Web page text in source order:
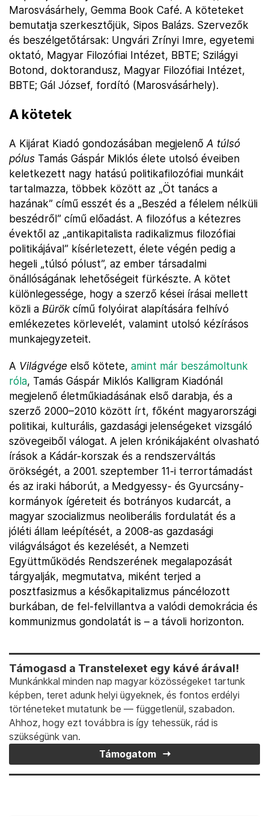
Marosvásárhely, Gemma Book Café. A köteteket
bemutatja szerkesztőjük, Sipos Balázs. Szervezők
és beszélgetőtársak: Ungvári Zrínyi Imre, egyetemi
oktató, Magyar Filozófiai Intézet, BBTE; Szilágyi
Botond, doktorandusz, Magyar Filozófiai Intézet,
BBTE; Gál József, fordító (Marosvásárhely).
A kötetek
A Kijárat Kiadó gondozásában megjelenő A túlsó
pólus Tamás Gáspár Miklós élete utolsó éveiben
keletkezett nagy hatású politikafilozófiai munkáit
tartalmazza, többek között az „Öt tanács a
hazának” című esszét és a „Beszéd a félelem nélküli
beszédről” című előadást. A filozófus a kétezres
évektől az „antikapitalista radikalizmus filozófiai
politikájával” kísérletezett, élete végén pedig a
hegeli „túlsó pólust”, az ember társadalmi
önállóságának lehetőségeit fürkészte. A kötet
különlegessége, hogy a szerző kései írásai mellett
közli a Bürökcímű folyóirat alapítására felhívó
emlékezetes körlevelét, valamint utolsó kézírásos
munkajegyzeteit.
A Világvége első kötete, amint már beszámoltunk
róla, Tamás Gáspár Miklós Kalligram Kiadónál
megjelenő életműkiadásának első darabja, és a
szerző 2000–2010 között írt, főként magyarországi
politikai, kulturális, gazdasági jelenségeket vizsgáló
szövegeiből válogat. A jelen krónikájaként olvasható
írások a Kádár-korszak és a rendszerváltás
örökségét, a 2001. szeptember 11-i terrortámadást
és az iraki háborút, a Medgyessy- és Gyurcsány-
kormányok ígéreteit és botrányos kudarcát, a
magyar szocializmus neoliberális fordulatát és a
jóléti állam leépítését, a 2008-as gazdasági
világválságot és kezelését, a Nemzeti
Együttműködés Rendszerének megalapozását
tárgyalják, megmutatva, miként terjed a
posztfasizmus a későkapitalizmus páncélozott
burkában, de fel-felvillantva a valódi demokrácia és
kommunizmus gondolatát is – a távoli horizonton.
Támogasd a Transtelexet egy kávé árával!
Munkánkkal minden nap magyar közösségeket tartunk
képben, teret adunk helyi ügyeknek, és fontos erdélyi
történeteket mutatunk be — függetlenül, szabadon.
Ahhoz, hogy ezt továbbra is így tehessük, rád is
szükségünk van.
Támogatom